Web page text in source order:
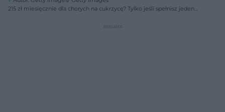
215 zł miesięcznie dla chorych na cukrzycę? Tylko jeśli spełnisz jeden